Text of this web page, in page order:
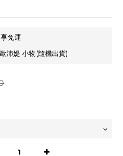
免運
沛媞 小物(隨機出貨)